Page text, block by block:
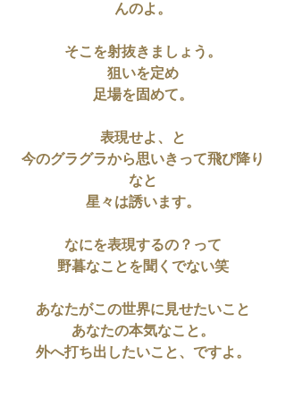
んのよ。
そこを射抜きましょう。
狙いを定め
足場を固めて。
表現せよ、と
今のグラグラから思いきって飛び降り
なと
星々は誘います。
なにを表現するの？って
野暮なことを聞くでない笑
あなたがこの世界に見せたいこと
あなたの本気なこと。
外へ打ち出したいこと、ですよ。